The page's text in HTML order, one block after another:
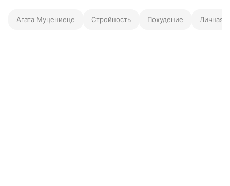
Агата Муцениеце Стройность Похудение Личная